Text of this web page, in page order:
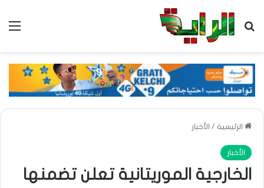
بحث عن
الرئيسية / الأخبار
الأخبار
الخارجية الموريتانية تعلن تضمنها